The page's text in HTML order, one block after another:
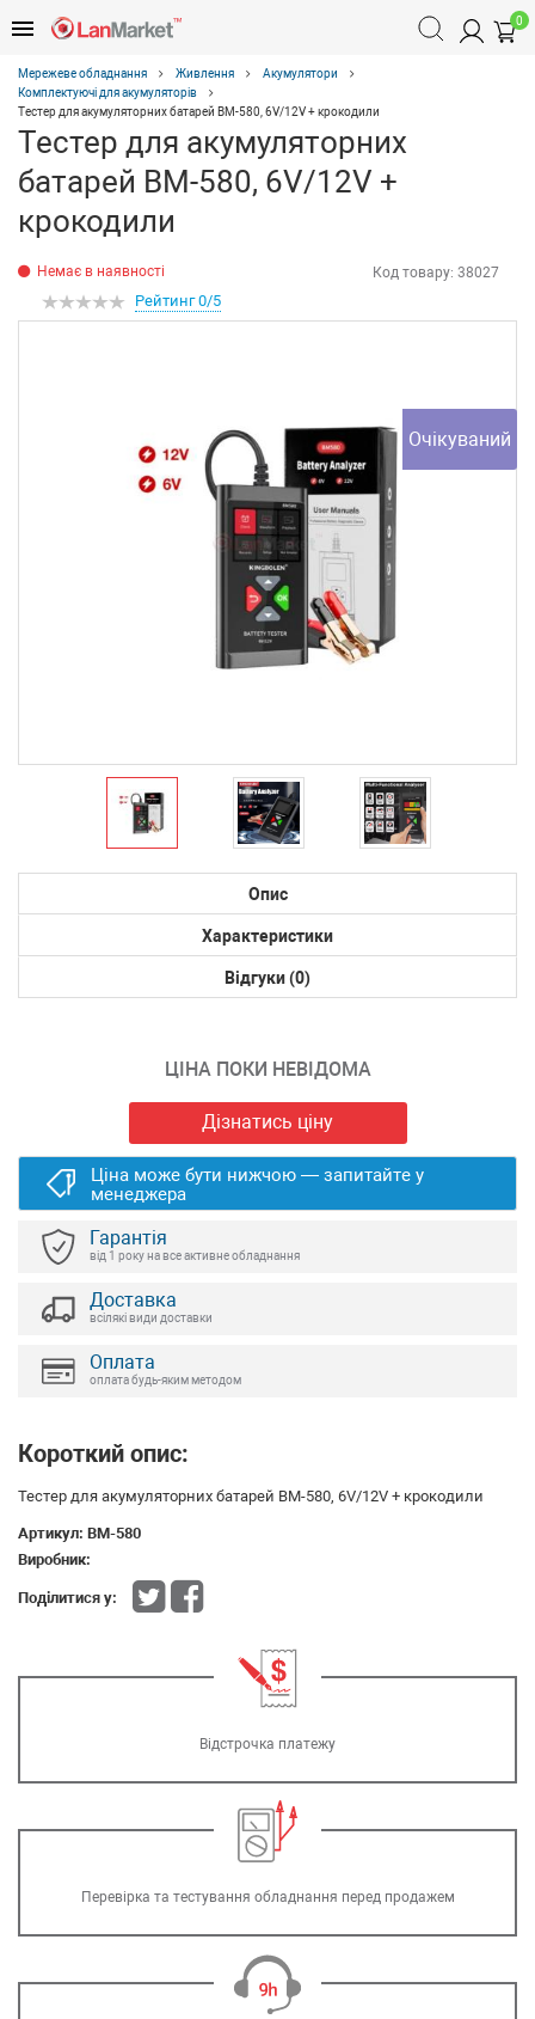
0
Мережеве обладнання Живлення
Акумулятори
Комплектуючі для акумуляторів
Тестер для акумуляторних батарей BM-580, 6V/12V + крокодили
Тестер для акумуляторних
батарей BM-580, 6V/12V +
крокодили
Немає в наявності Код товару: 38027
Рейтинг 0/5
Очікуваний
Опис
Характеристики
Відгуки (0)
ЦІНА ПОКИ НЕВІДОМА
Дізнатись ціну
Ціна може бути нижчою — запитайте у
менеджера
Гарантія
від 1 року на все активне обладнання
Доставка
всілякі види доставки
Оплата
оплата будь-яким методом
Короткий опис:
Тестер для акумуляторних батарей BM-580, 6V/12V + крокодили
Артикул: BM-580
Виробник:
Поділитися у:
Відстрочка платежу
Перевірка та тестування обладнання перед продажем